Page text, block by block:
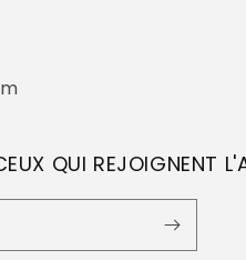
QUI REJOIGNENT